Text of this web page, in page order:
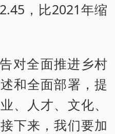
，比2021年缩
对全面推进乡村
和全面部署，提
、人才、文化、
下来，我们要加